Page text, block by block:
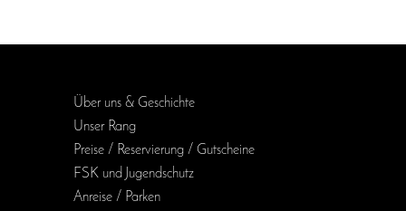
Über uns & Geschichte
Unser Rang
Preise / Reservierung / Gutscheine
FSK und Jugendschutz
Anreise / Parken